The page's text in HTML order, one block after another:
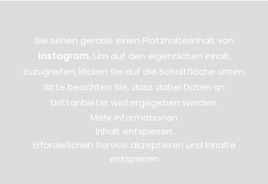
Sie sehen gerade einen Platzhalterinhalt von
Instagram. Um auf den eigentlichen Inhalt
zuzugreifen, klicken Sie auf die Schaltfläche unten.
Bitte beachten Sie, dass dabei Daten an
Drittanbieter weitergegeben werden.
Mehr Informationen
Inhalt entsperren
Erforderlichen Service akzeptieren und Inhalte
entsperren